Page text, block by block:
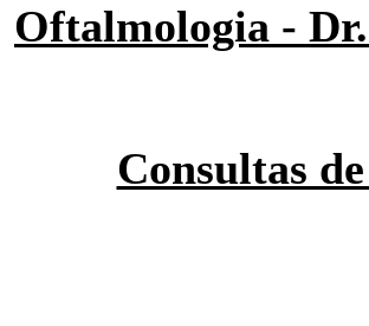
Oftalmologia -
Consultas